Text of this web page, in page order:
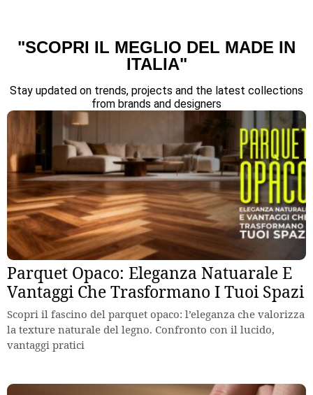
"SCOPRI IL MEGLIO DEL MADE IN
ITALIA"
Stay updated on trends, projects and the latest collections
from brands and designers
Parquet Opaco: Eleganza Natuarale E
Vantaggi Che Trasformano I Tuoi Spazi
Scopri il fascino del parquet opaco: l’eleganza che valorizza
la texture naturale del legno. Confronto con il lucido,
vantaggi pratici